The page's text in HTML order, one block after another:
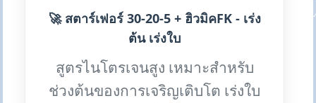
🚀 สตาร์เฟอร์ 30-20-5 + ฮิวมิคFK - เร่ง
ต้น เร่งใบ
สูตรไนโตรเจนสูง เหมาะสำหรับ
ช่วงต้นของการเจริญเติบโต เร่งใบ